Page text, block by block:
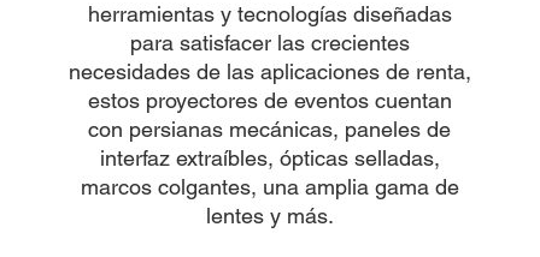
herramientas y tecnologías diseñadas
para satisfacer las crecientes
necesidades de las aplicaciones de renta,
estos proyectores de eventos cuentan
con persianas mecánicas, paneles de
interfaz extraíbles, ópticas selladas,
marcos colgantes, una amplia gama de
lentes y más.